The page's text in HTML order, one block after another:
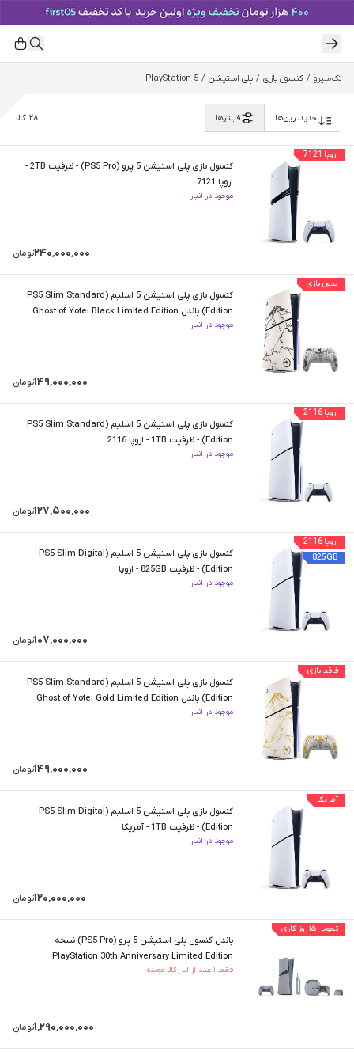
تک‌سیرو / کنسول بازی / پلی استیشن /
PlayStation 5
جدیدترین‌ها فیلترها ۲۸ کالا
اروپا 7121
کنسول بازی پلی استیشن 5 پرو (PS5 Pro) - ظرفیت 2TB -
اروپا 7121
موجود در انبار
۲۴۰٬۰۰۰٬۰۰۰تومان
بدون بازی
کنسول بازی پلی استیشن 5 اسلیم (PS5 Slim Standard
Edition) باندل Ghost of Yotei Black Limited Edition
موجود در انبار
۱۴۹٬۰۰۰٬۰۰۰تومان
اروپا 2116
کنسول بازی پلی استیشن 5 اسلیم (PS5 Slim Standard
Edition) - ظرفیت 1TB - اروپا 2116
موجود در انبار
۱۲۷٬۵۰۰٬۰۰۰تومان
اروپا 2116
825GB
کنسول بازی پلی استیشن 5 اسلیم (PS5 Slim Digital
Edition) - ظرفیت 825GB - اروپا
موجود در انبار
۱۰۷٬۰۰۰٬۰۰۰تومان
فاقد بازی
کنسول بازی پلی استیشن 5 اسلیم (PS5 Slim Standard
Edition) باندل Ghost of Yotei Gold Limited Edition
موجود در انبار
۱۴۹٬۰۰۰٬۰۰۰تومان
آمریکا
کنسول بازی پلی استیشن 5 اسلیم (PS5 Slim Digital
Edition) - ظرفیت 1TB - آمریکا
موجود در انبار
۱۲۰٬۰۰۰٬۰۰۰تومان
تحویل ۱۵ روز کاری
باندل کنسول پلی استیشن 5 پرو (PS5 Pro) نسخه
PlayStation 30th Anniversary Limited Edition
فقط ۱ عدد از این کالا مونده
۱٬۲۹۰٬۰۰۰٬۰۰۰تومان